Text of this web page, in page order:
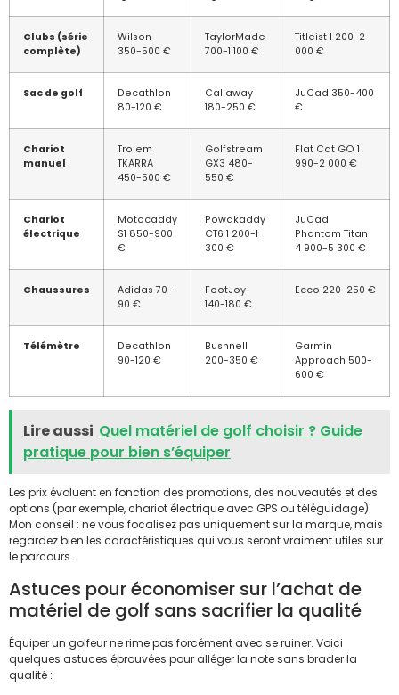
Clubs (série
complète)
Wilson
350-500 €
TaylorMade
700-1 100 €
Titleist 1 200-2
000 €
Sac de golf
Decathlon
80-120 €
Callaway
180-250 €
JuCad 350-400
€
Chariot
manuel
Trolem
TKARRA
450-500 €
Golfstream
GX3 480-
550 €
Flat Cat GO 1
990-2 000 €
Chariot
électrique
Motocaddy
S1 850-900
€
Powakaddy
CT6 1 200-1
300 €
JuCad
Phantom Titan
4 900-5 300 €
Chaussures
Adidas 70-
90 €
FootJoy
140-180 €
Ecco 220-250 €
Télémètre
Decathlon
90-120 €
Bushnell
200-350 €
Garmin
Approach 500-
600 €
Lire aussi Quel matériel de golf choisir ? Guide
pratique pour bien s’équiper
Les prix évoluent en fonction des promotions, des nouveautés et des
options (par exemple, chariot électrique avec GPS ou téléguidage).
Mon conseil : ne vous focalisez pas uniquement sur la marque, mais
regardez bien les caractéristiques qui vous seront vraiment utiles sur
le parcours.
Astuces pour économiser sur l’achat de
matériel de golf sans sacrifier la qualité
Équiper un golfeur ne rime pas forcément avec se ruiner. Voici
quelques astuces éprouvées pour alléger la note sans brader la
qualité :